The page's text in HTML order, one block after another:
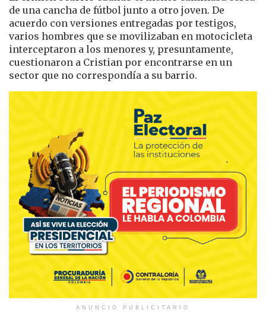
de una cancha de fútbol junto a otro joven. De
acuerdo con versiones entregadas por testigos,
varios hombres que se movilizaban en motocicleta
interceptaron a los menores y, presuntamente,
cuestionaron a Cristian por encontrarse en un
sector que no correspondía a su barrio.
ANUNCIO PUBLICITARIO